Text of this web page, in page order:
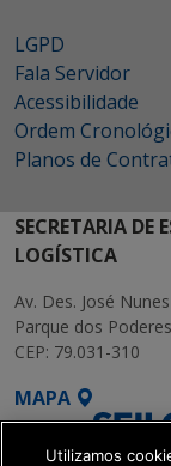
LGPD
Fala Servidor
Acessibilidade
Ordem
Planos de
SECRETARIA DE
LOGÍSTICA
Av. Des. José
Parque dos
CEP: 79.031-310
MAPA
Utilizamos